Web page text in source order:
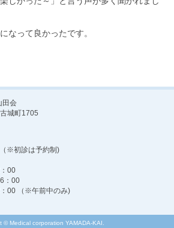
なって良かったです。
田会
古城町1705
※初診は予約制)
00
：00
00 （※午前中のみ)
© Medical corporation YAMADA-KAI.